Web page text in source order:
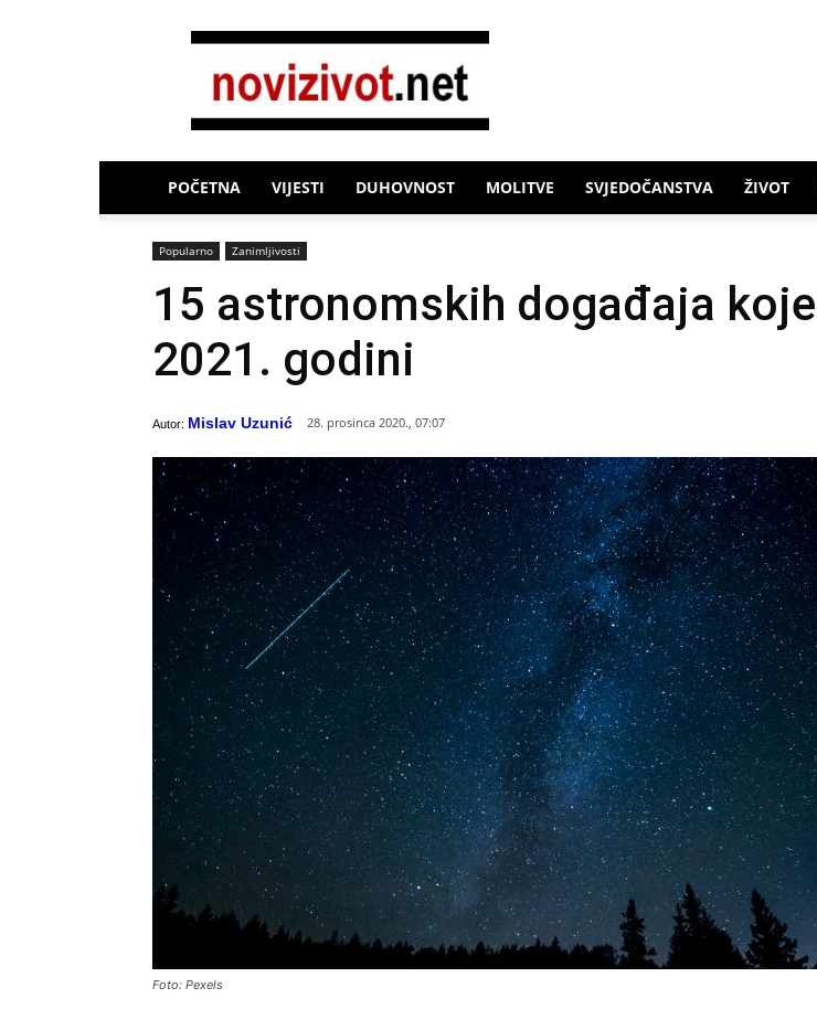
Novi
POČETNA VIJESTI DUHOVNOST MOLITVE SVJEDOČANSTVA ŽIVOT
Popularno Zanimljivosti
15 astronomskih događaja
2021. godini
Autor: Mislav Uzunić 28. prosinca 2020., 07:07
Foto: Pexels